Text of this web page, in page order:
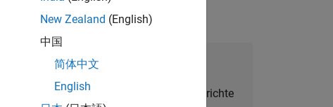
Talent Network beitreten
Sie personalisierte Stellenangebote, Berichte
New Zealand (English)
中国
简体中文
English